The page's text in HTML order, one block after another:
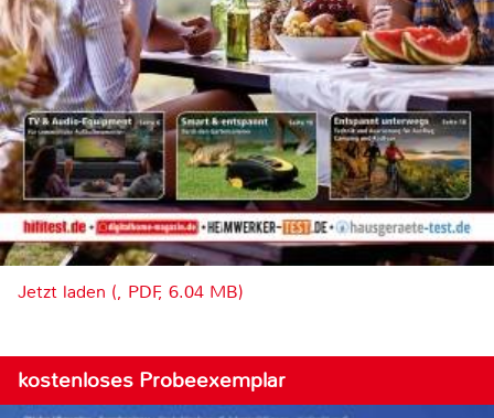
Jetzt laden (, PDF, 6.04 MB)
kostenloses Probeexemplar